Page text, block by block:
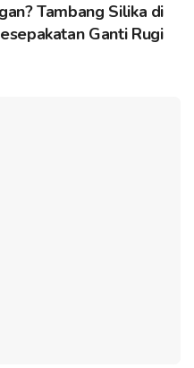
Tambang Silika di
Ganti Rugi